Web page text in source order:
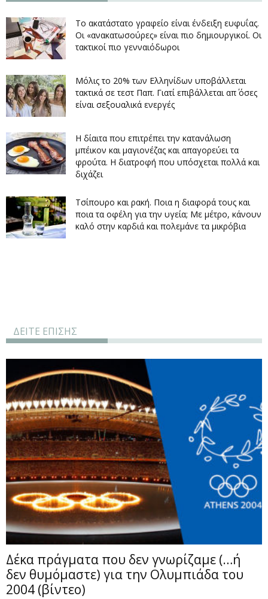
Το ακατάστατο γραφείο είναι ένδειξη ευφυΐας.
Οι «ανακατωσούρες» είναι πιο δημιουργικοί. Οι
τακτικοί πιο γενναιόδωροι
Μόλις το 20% των Ελληνίδων υποβάλλεται
τακτικά σε τεστ Παπ. Γιατί επιβάλλεται απ΄ όσες
είναι σεξουαλικά ενεργές
Η δίαιτα που επιτρέπει την κατανάλωση
μπέικον και μαγιονέζας και απαγορεύει τα
φρούτα. Η διατροφή που υπόσχεται πολλά και
διχάζει
Τσίπουρο και ρακή. Ποια η διαφορά τους και
ποια τα οφέλη για την υγεία; Με μέτρο, κάνουν
καλό στην καρδιά και πολεμάνε τα μικρόβια
ΔΕΙΤΕ ΕΠΙΣΗΣ
Δέκα πράγματα που δεν γνωρίζαμε (…ή
δεν θυμόμαστε) για την Ολυμπιάδα του
2004 (βίντεο)